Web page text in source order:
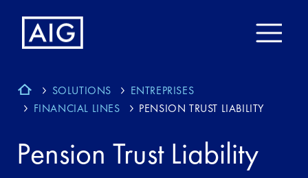
SOLUTIONS
ENTREPRISES
FINANCIAL LINES
PENSION TRUST LIABILITY
Pension Trust Liability